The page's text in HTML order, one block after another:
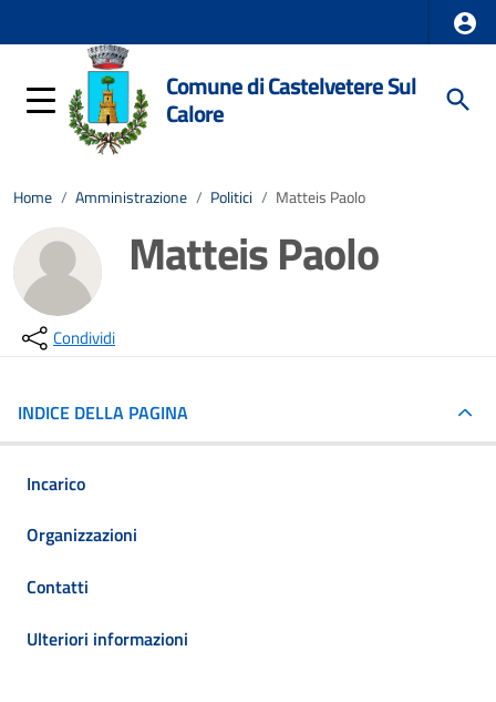
Comune di Castelvetere Sul
Calore
Home / Amministrazione / Politici / Matteis Paolo
Matteis Paolo
Condividi
INDICE DELLA PAGINA
Incarico
Organizzazioni
Contatti
Ulteriori informazioni